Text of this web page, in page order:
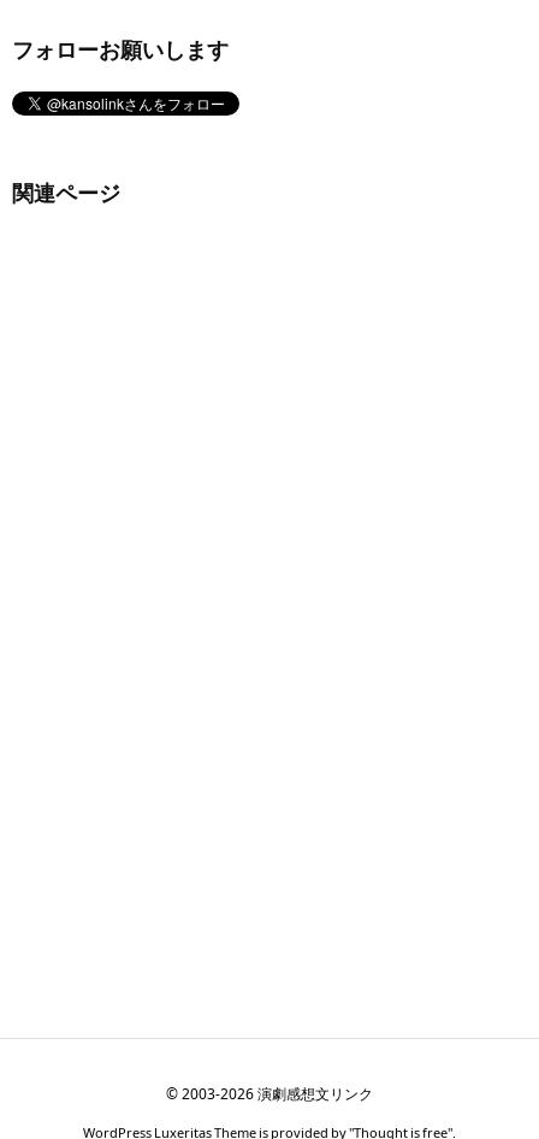
フォローお願いします
関連ページ
©2003-2026演劇感想文リンク
WordPress Luxeritas Theme is provided by "Thought is free".